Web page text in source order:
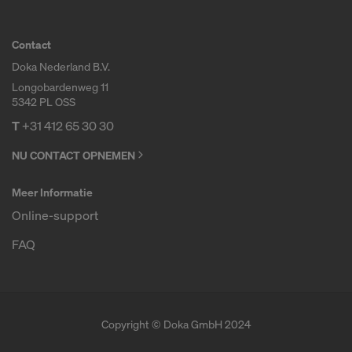
Contact
Doka Nederland B.V.
Longobardenweg 11
5342 PL OSS
T+31 412 65 30 30
NU CONTACT OPNEMEN
Meer Informatie
Online-support
FAQ
Copyright © Doka GmbH 2024
doorsturen, zijn met name IP-adressen (‘Internet
Protocol’).
Wij werken via diverse toepassingen met de
volgende ontvangers samen:
Google LLC
Microsoft Corporation
Monotype Imaging Holdings Inc.